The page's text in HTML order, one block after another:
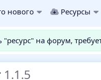
нового Ресурсы
на форум,
1.1.5